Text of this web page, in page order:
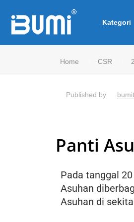
Kategori
Home CSR
Published by
Panti
Pada tanggal
Asuhan
Asuhan di